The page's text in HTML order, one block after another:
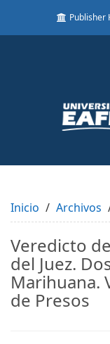
to
Content
Sidebar
Publisher
Inicio Archivos
Veredicto
del Juez.
Marihuana.
de Presos